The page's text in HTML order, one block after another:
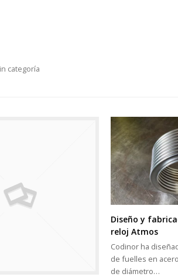
categoría
Diseño y
reloj Atmos
Codinor ha
de fuelles en
de diámetro…